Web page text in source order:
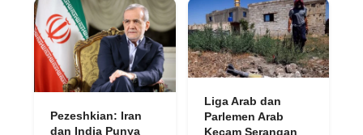
Pezeshkian: Iran
dan India Punya
Liga Arab dan
Parlemen Arab
Kecam Serangan